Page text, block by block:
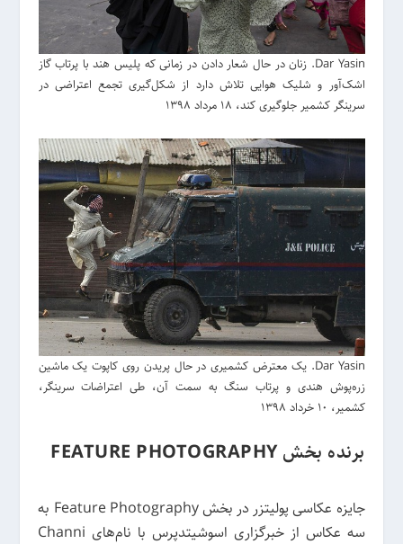
Dar Yasin. زنان در حال شعار دادن در زمانی که پلیس هند با پرتاب گاز
اشک‌آور و شلیک هوایی تلاش دارد از شکل‌گیری تجمع اعتراضی در
سرینگر کشمیر جلوگیری کند، 18 مرداد 1398
Dar Yasin. یک معترض کشمیری در حال پریدن روی کاپوت یک ماشین
زره‌پوش هندی و پرتاب سنگ به سمت آن، طی اعتراضات سرینگر،
کشمیر، 10 خرداد 1398
برنده بخش FEATURE PHOTOGRAPHY
جایزه عکاسی پولیتزر در بخش Feature Photography به
سه عکاس از خبرگزاری اسوشیتدپرس با نام‌های Channi